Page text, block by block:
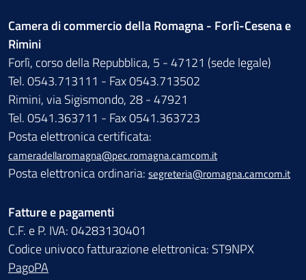
Camera di commercio della Romagna - Forlì-Cesena e
Rimini
Forlì, corso della Repubblica, 5 - 47121 (sede legale)
Tel. 0543.713111 - Fax 0543.713502
Rimini, via Sigismondo, 28 - 47921
Tel. 0541.363711 - Fax 0541.363723
Posta elettronica certificata:
cameradellaromagna@pec.romagna.camcom.it
Posta elettronica ordinaria: segreteria@romagna.camcom.it
Fatture e pagamenti
C.F. e P. IVA: 04283130401
Codice univoco fatturazione elettronica: ST9NPX
PagoPA